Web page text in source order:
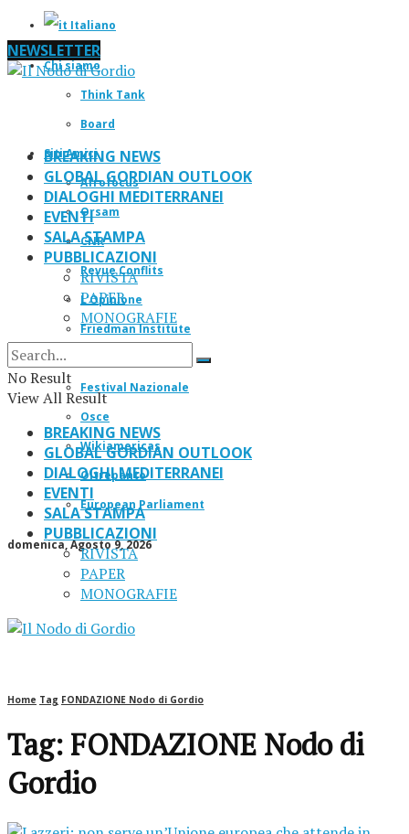
Italiano
Chi siamo
Think Tank
Board
Siti Amici
Afrofocus
Orsam
CNR
Revue Conflits
L’Opinione
Friedman Institute
Festival Nazionale
Osce
Wikiamericas
Oltrepanto
European Parliament
domenica, Agosto 9, 2026
NEWSLETTER
BREAKING NEWS
GLOBAL GORDIAN OUTLOOK
DIALOGHI MEDITERRANEI
EVENTI
SALA STAMPA
PUBBLICAZIONI
RIVISTA
PAPER
MONOGRAFIE
No Result
View All Result
BREAKING NEWS
GLOBAL GORDIAN OUTLOOK
DIALOGHI MEDITERRANEI
EVENTI
SALA STAMPA
PUBBLICAZIONI
RIVISTA
PAPER
MONOGRAFIE
Home Tag FONDAZIONE Nodo di Gordio
Tag: FONDAZIONE Nodo di
Gordio